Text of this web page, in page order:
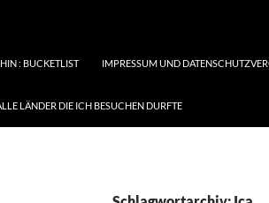
: BUCKETLIST IMPRESSUM UND
LÄNDER DIE ICH BESUCHEN DURFTE